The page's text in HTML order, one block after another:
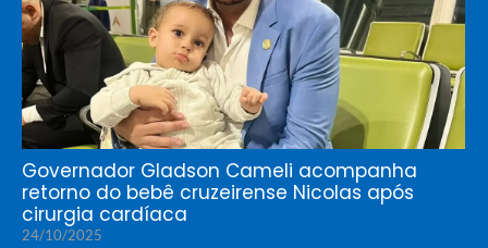
Governador Gladson Cameli acompanha
retorno do bebê cruzeirense Nicolas após
cirurgia cardíaca
24/10/2025